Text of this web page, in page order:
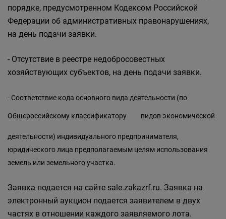
порядке, предусмотренном Кодексом Российской
Федерации об административных правонарушениях,
на день подачи заявки.
- Отсутствие в реестре недобросовестных
хозяйствующих субъектов, на день подачи заявки.
- Соответствие кода основного вида деятельности (по
Общероссийскому классификатору видов экономической
деятельности) индивидуального предпринимателя,
юридического лица предполагаемым целям использования
земель или земельного участка.
Заявка подается на сайте sale.zakazrf.ru. Заявка на
электронный аукцион подается заявителем в двух
частях в отношении каждого заявляемого лота.